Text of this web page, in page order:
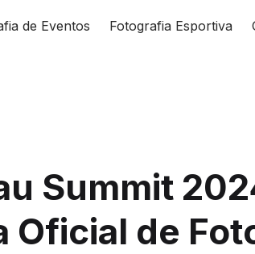
de Eventos Fotografia Esportiva
Summit
Oficial de